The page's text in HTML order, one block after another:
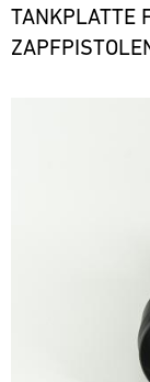
TANKPLATTE